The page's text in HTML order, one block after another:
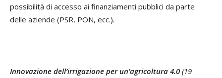
possibilità di accesso ai finanziamenti pubblici da parte
delle aziende (PSR, PON, ecc.).
Innovazione dell’irrigazione per un’agricoltura 4.0 (19